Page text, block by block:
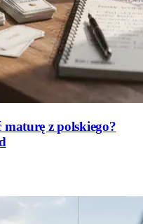
z polskiego?